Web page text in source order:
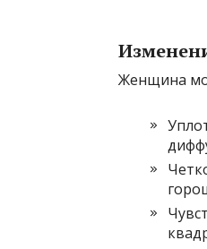
Женщина